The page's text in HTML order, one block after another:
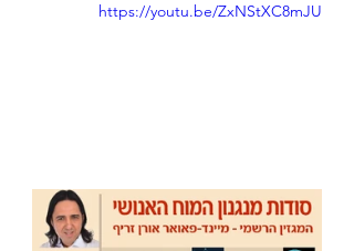
https://youtu.be/ZxNStXC8mJU